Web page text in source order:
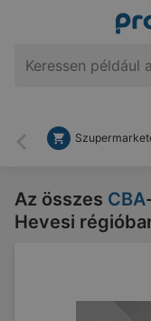
Vissza
Az összes CBA
Hevesi